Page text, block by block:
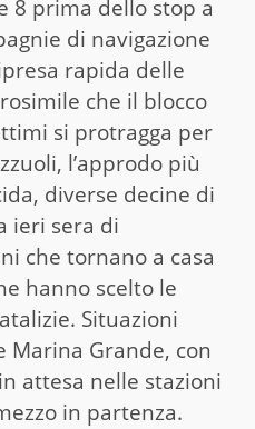
8 prima dello stop a
di navigazione
rapida delle
che il blocco
si protragga per
l’approdo più
diverse decine di
ieri sera di
che tornano a casa
hanno scelto le
Situazioni
Marina Grande, con
attesa nelle stazioni
in partenza.